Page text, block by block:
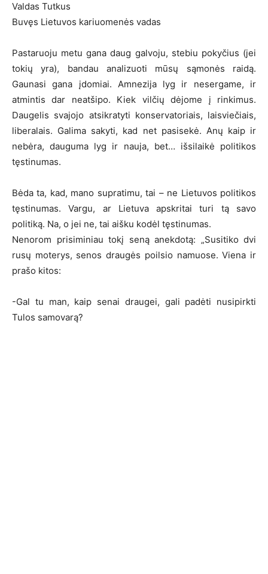
Valdas Tutkus
Buvęs Lietuvos kariuomenės vadas
Pastaruoju metu gana daug galvoju, stebiu pokyčius (jei
tokių yra), bandau analizuoti mūsų sąmonės raidą.
Gaunasi gana įdomiai. Amnezija lyg ir nesergame, ir
atmintis dar neatšipo. Kiek vilčių dėjome į rinkimus.
Daugelis svajojo atsikratyti konservatoriais, laisviečiais,
liberalais. Galima sakyti, kad net pasisekė. Anų kaip ir
nebėra, dauguma lyg ir nauja, bet… išsilaikė politikos
tęstinumas.
Bėda ta, kad, mano supratimu, tai – ne Lietuvos politikos
tęstinumas. Vargu, ar Lietuva apskritai turi tą savo
politiką. Na, o jei ne, tai aišku kodėl tęstinumas.
Nenorom prisiminiau tokį seną anekdotą: „Susitiko dvi
rusų moterys, senos draugės poilsio namuose. Viena ir
prašo kitos:
-Gal tu man, kaip senai draugei, gali padėti nusipirkti
Tulos samovarą?